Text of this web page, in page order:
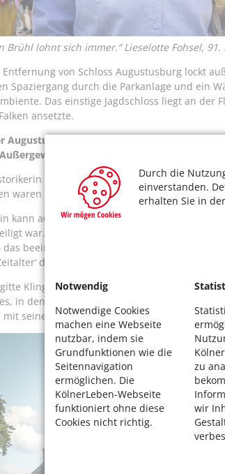
Durch die
einverstanden.
erhalten Sie in
Notwendig
Notwendige Cookies
machen eine Webseite
nutzbar, indem sie
Grundfunktionen wie die
Seitennavigation
ermöglichen. Die
KölnerLeben-Webseite
funktioniert ohne diese
Cookies nicht richtig.
zu
wir
Brühl lohnt sich immer.“ Lieselotte Fohsel,
von Schloss Augustusburg lockt
Spaziergang durch die Parkanlage und ein
Das einstige Jagdschloss liegt an der
ansetzte.
Augustusburg und Falkenlust mit ihren
spüren“,
Christiane Winkler von der UNESCO
waren für Clemens August eine Botschaft
kann auf eine herausragende Riege von
war. Balthasar Neumann etwa, der große
das beeindruckende Treppenhaus in Schloss
des Rokoko, dessen Geist noch immer
Klingberg aus Meschenich kommen
in den Parkanlagen zu flanieren. „Wir
seinen alten Bäumen“, sagt die 72-Jährige.